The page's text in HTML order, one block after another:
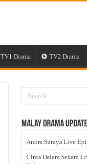
TV1 Drama TV2 Drama
Malay Drama Update
Anom Suraya Live
Cinta Dalam Sekam